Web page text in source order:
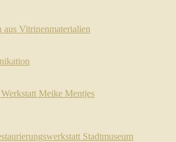
aus Vitrinenmaterialien
Werkstatt Meike Mentjes
Stadtmuseum